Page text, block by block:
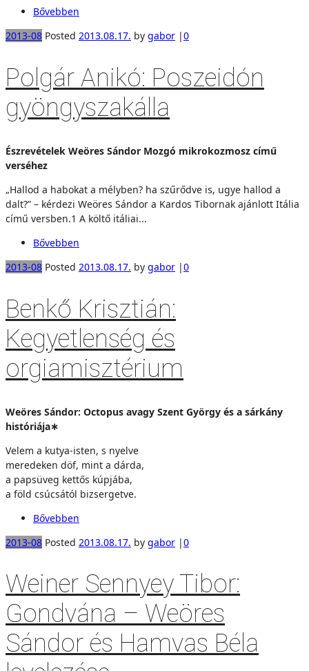
Bővebben
2013-08 Posted 2013.08.17. by gabor |0
Polgár Anikó: Poszeidón
gyöngyszakálla
Észrevételek Weöres Sándor Mozgó mikrokozmosz című
verséhez
„Hallod a habokat a mélyben? ha szűrődve is, ugye hallod a
dalt?” – kérdezi Weöres Sándor a Kardos Tibornak ajánlott Itália
című versben.1 A költő itáliai...
Bővebben
2013-08 Posted 2013.08.17. by gabor |0
Benkő Krisztián:
Kegyetlenség és
orgiamisztérium
Weöres Sándor: Octopus avagy Szent György és a sárkány
históriája∗
Velem a kutya-isten, s nyelve
meredeken döf, mint a dárda,
a papsüveg kettős kúpjába,
a föld csúcsától bizsergetve.
Bővebben
2013-08 Posted 2013.08.17. by gabor |0
Weiner Sennyey Tibor:
Gondvána – Weöres
Sándor és Hamvas Béla